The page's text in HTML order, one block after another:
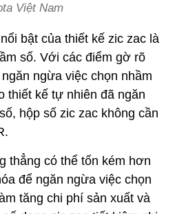
Việt Nam
bật của thiết kế zic zac là
số. Với các điểm gờ rõ
ngừa việc chọn nhầm
thiết kế tự nhiên đã ngăn
hộp số zic zac không cần
thẳng có thể tốn kém hơn
để ngăn ngừa việc chọn
tăng chi phí sản xuất và